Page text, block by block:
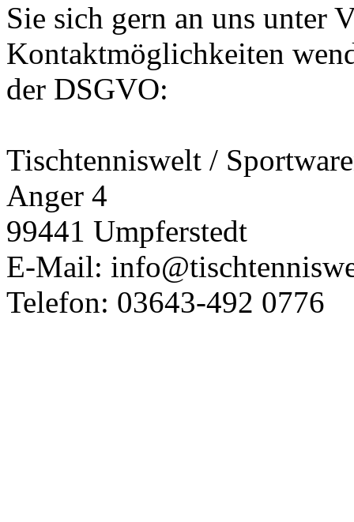
Sie sich gern an uns unter
Kontaktmöglichkeiten
der DSGVO:
Tischtenniswelt /
Anger 4
99441 Umpferstedt
E-Mail:
Telefon: 03643-492 0776